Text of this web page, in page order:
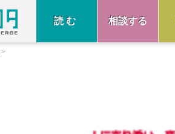
読む 相談する